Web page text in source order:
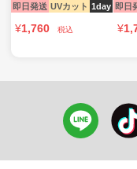
即日発送 UVカット 1day
¥1,760 税込
即日
¥